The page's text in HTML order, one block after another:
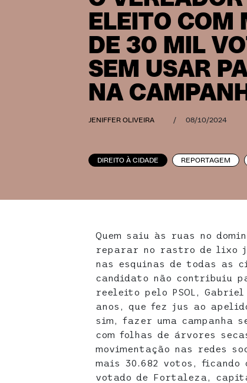
ELEITO COM
DE 30 MIL
SEM USAR
NA
JENIFFER OLIVEIRA / 08/10/2024
DIREITO À CIDADE REPORTAGEM
Quem saiu às ruas no
reparar no rastro de lixo
nas esquinas de todas as
candidato não contribuiu
reeleito pelo PSOL,
anos, que fez jus ao
sim, fazer uma campanha
com folhas de árvores
movimentação nas redes
mais 30.682 votos, ficando
votado de Fortaleza,